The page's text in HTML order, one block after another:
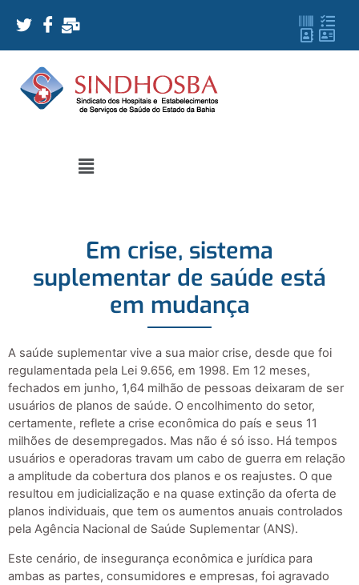
Em crise, sistema
suplementar de saúde está
em mudança
A saúde suplementar vive a sua maior crise, desde que foi
regulamentada pela Lei 9.656, em 1998. Em 12 meses,
fechados em junho, 1,64 milhão de pessoas deixaram de ser
usuários de planos de saúde. O encolhimento do setor,
certamente, reflete a crise econômica do país e seus 11
milhões de desempregados. Mas não é só isso. Há tempos
usuários e operadoras travam um cabo de guerra em relação
a amplitude da cobertura dos planos e os reajustes. O que
resultou em judicialização e na quase extinção da oferta de
planos individuais, que tem os aumentos anuais controlados
pela Agência Nacional de Saúde Suplementar (ANS).
Este cenário, de insegurança econômica e jurídica para
ambas as partes, consumidores e empresas, foi agravado